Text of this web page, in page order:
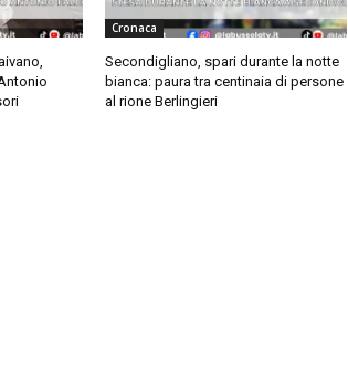
Cronaca
Secondigliano, spari durante la notte
bianca: paura tra centinaia di persone
al rione Berlingieri